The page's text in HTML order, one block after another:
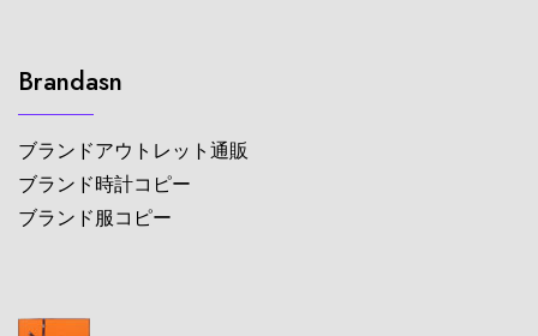
Brandasn
ブランドアウトレット通販
ブランド時計コピー
ブランド服コピー